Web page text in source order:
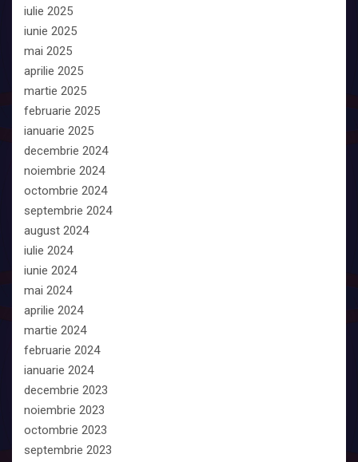
iulie 2025
iunie 2025
mai 2025
aprilie 2025
martie 2025
februarie 2025
ianuarie 2025
decembrie 2024
noiembrie 2024
octombrie 2024
septembrie 2024
august 2024
iulie 2024
iunie 2024
mai 2024
aprilie 2024
martie 2024
februarie 2024
ianuarie 2024
decembrie 2023
noiembrie 2023
octombrie 2023
septembrie 2023